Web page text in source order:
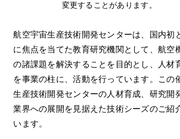
変更することがあります。
航空宇宙生産技術開発センターは、国内初
に焦点を当てた教育研究機関として、航空
の諸課題を解決することを目的とし、人材
を事業の柱に、活動を行っています。この
生産技術開発センターの人材育成、研究開
業界への展開を見据えた技術シーズのご紹
います。